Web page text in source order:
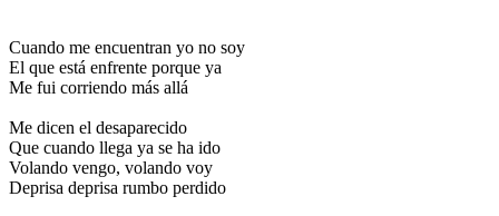
Cuando me encuentran yo no soy
El que está enfrente porque ya
Me fui corriendo más allá
Me dicen el desaparecido
Que cuando llega ya se ha ido
Volando vengo, volando voy
Deprisa deprisa rumbo perdido